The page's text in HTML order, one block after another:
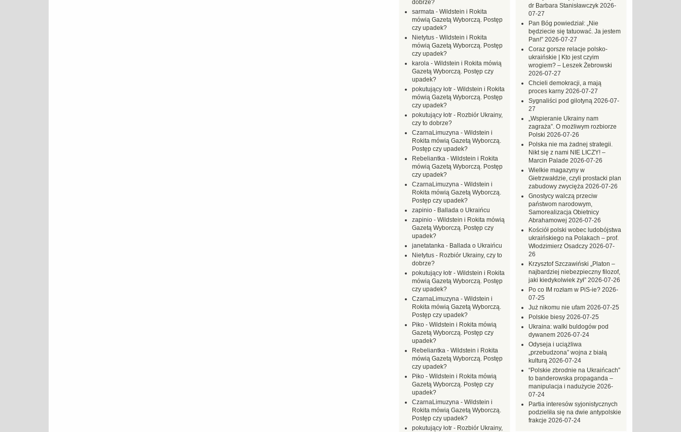
dr Barbara Stanisławczyk 2026-
07-27
Pan Bóg powiedział: „Nie
będziecie się tatuować. Ja jestem
Pan!” 2026-07-27
Coraz gorsze relacje polsko-
ukraińskie | Kto jest czyim
wrogiem? – Leszek Żebrowski
2026-07-27
Chcieli demokracji, a mają
proces karny 2026-07-27
Sygnaliści pod gilotyną 2026-07-
27
„Wspieranie Ukrainy nam
zagraża”. O możliwym rozbiorze
Polski 2026-07-26
Polska nie ma żadnej strategii.
Nikt się z nami NIE LICZY! –
Marcin Palade 2026-07-26
Wielkie magazyny w
Gietrzwałdzie, czyli prostacki plan
zabudowy zwycięża 2026-07-26
Gnostycy walczą przeciw
państwom narodowym,
Samorealizacja Obietnicy
Abrahamowej 2026-07-26
Kościół polski wobec ludobójstwa
ukraińskiego na Polakach – prof.
Włodzimierz Osadczy 2026-07-
26
Krzysztof Szczawiński „Platon –
najbardziej niebezpieczny filozof,
jaki kiedykolwiek żył” 2026-07-26
Po co IM rozłam w PiS-ie? 2026-
07-25
Już nikomu nie ufam 2026-07-25
Polskie biesy 2026-07-25
Ukraina: walki buldogów pod
dywanem 2026-07-24
Odyseja i uciążliwa
„przebudzona” wojna z białą
kulturą 2026-07-24
“Polskie zbrodnie na Ukraińcach”
to banderowska propaganda –
manipulacja i nadużycie 2026-
07-24
Partia interesów syjonistycznych
podzieliła się na dwie antypolskie
frakcje 2026-07-24
dobrze?
sarmata - Wildstein i Rokita
mówią Gazetą Wyborczą. Postęp
czy upadek?
Nietytus - Wildstein i Rokita
mówią Gazetą Wyborczą. Postęp
czy upadek?
karola - Wildstein i Rokita mówią
Gazetą Wyborczą. Postęp czy
upadek?
pokutujący łotr - Wildstein i Rokita
mówią Gazetą Wyborczą. Postęp
czy upadek?
pokutujący łotr - Rozbiór Ukrainy,
czy to dobrze?
CzarnaLimuzyna - Wildstein i
Rokita mówią Gazetą Wyborczą.
Postęp czy upadek?
Rebeliantka - Wildstein i Rokita
mówią Gazetą Wyborczą. Postęp
czy upadek?
CzarnaLimuzyna - Wildstein i
Rokita mówią Gazetą Wyborczą.
Postęp czy upadek?
zapinio - Ballada o Ukraińcu
zapinio - Wildstein i Rokita mówią
Gazetą Wyborczą. Postęp czy
upadek?
janetatanka - Ballada o Ukraińcu
Nietytus - Rozbiór Ukrainy, czy to
dobrze?
pokutujący łotr - Wildstein i Rokita
mówią Gazetą Wyborczą. Postęp
czy upadek?
CzarnaLimuzyna - Wildstein i
Rokita mówią Gazetą Wyborczą.
Postęp czy upadek?
Piko - Wildstein i Rokita mówią
Gazetą Wyborczą. Postęp czy
upadek?
Rebeliantka - Wildstein i Rokita
mówią Gazetą Wyborczą. Postęp
czy upadek?
Piko - Wildstein i Rokita mówią
Gazetą Wyborczą. Postęp czy
upadek?
CzarnaLimuzyna - Wildstein i
Rokita mówią Gazetą Wyborczą.
Postęp czy upadek?
pokutujący łotr - Rozbiór Ukrainy,